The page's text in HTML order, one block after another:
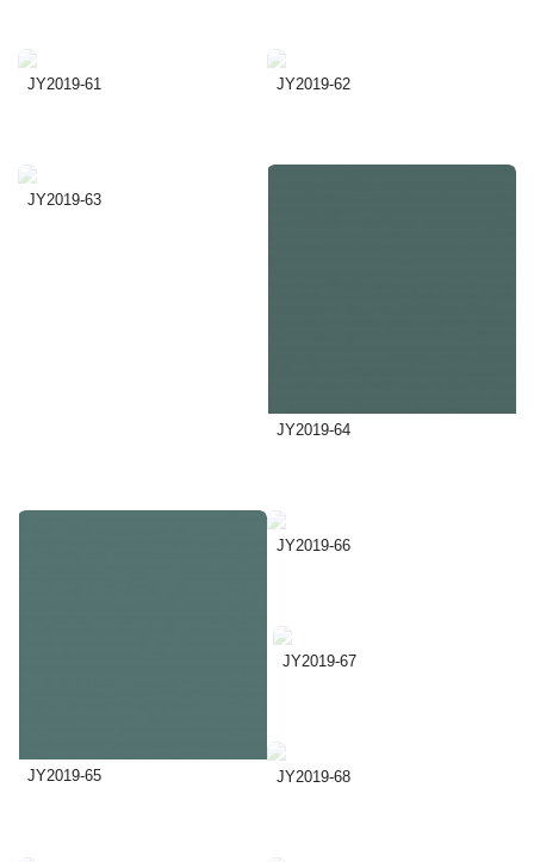
JY2019-61 JY2019-62
JY2019-63
JY2019-64
JY2019-65
JY2019-66
JY2019-67
JY2019-68